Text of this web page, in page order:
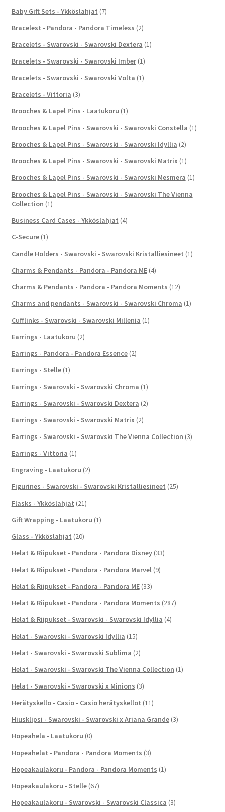
Baby Gift Sets - Ykköslahjat (7)
Bracelest - Pandora - Pandora Timeless (2)
Bracelets - Swarovski - Swarovski Dextera (1)
Bracelets - Swarovski - Swarovski Imber (1)
Bracelets - Swarovski - Swarovski Volta (1)
Bracelets - Vittoria (3)
Brooches & Lapel Pins - Laatukoru (1)
Brooches & Lapel Pins - Swarovski - Swarovski Constella (1)
Brooches & Lapel Pins - Swarovski - Swarovski Idyllia (2)
Brooches & Lapel Pins - Swarovski - Swarovski Matrix (1)
Brooches & Lapel Pins - Swarovski - Swarovski Mesmera (1)
Brooches & Lapel Pins - Swarovski - Swarovski The Vienna
Collection (1)
Business Card Cases - Ykköslahjat (4)
C-Secure (1)
Candle Holders - Swarovski - Swarovski Kristalliesineet (1)
Charms & Pendants - Pandora - Pandora ME (4)
Charms & Pendants - Pandora - Pandora Moments (12)
Charms and pendants - Swarovski - Swarovski Chroma (1)
Cufflinks - Swarovski - Swarovski Millenia (1)
Earrings - Laatukoru (2)
Earrings - Pandora - Pandora Essence (2)
Earrings - Stelle (1)
Earrings - Swarovski - Swarovski Chroma (1)
Earrings - Swarovski - Swarovski Dextera (2)
Earrings - Swarovski - Swarovski Matrix (2)
Earrings - Swarovski - Swarovski The Vienna Collection (3)
Earrings - Vittoria (1)
Engraving - Laatukoru (2)
Figurines - Swarovski - Swarovski Kristalliesineet (25)
Flasks - Ykköslahjat (21)
Gift Wrapping - Laatukoru (1)
Glass - Ykköslahjat (20)
Helat & Riipukset - Pandora - Pandora Disney (33)
Helat & Riipukset - Pandora - Pandora Marvel (9)
Helat & Riipukset - Pandora - Pandora ME (33)
Helat & Riipukset - Pandora - Pandora Moments (287)
Helat & Riipukset - Swarovski - Swarovski Idyllia (4)
Helat - Swarovski - Swarovski Idyllia (15)
Helat - Swarovski - Swarovski Sublima (2)
Helat - Swarovski - Swarovski The Vienna Collection (1)
Helat - Swarovski - Swarovski x Minions (3)
Herätyskello - Casio - Casio herätyskellot (11)
Hiusklipsi - Swarovski - Swarovski x Ariana Grande (3)
Hopeahela - Laatukoru (0)
Hopeahelat - Pandora - Pandora Moments (3)
Hopeakaulakoru - Pandora - Pandora Moments (1)
Hopeakaulakoru - Stelle (67)
Hopeakaulakoru - Swarovski - Swarovski Classica (3)